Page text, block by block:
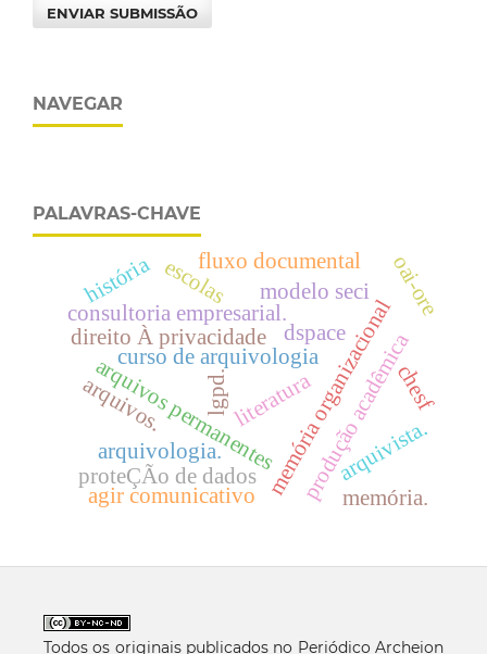
ENVIAR SUBMISSÃO
NAVEGAR
PALAVRAS-CHAVE
curso de arquivologia
arquivos permanentes
proteÇÃo de dados
direito À privacidade
lgpd.
consultoria empresarial.memória organizacional
produção acadêmica
literatura
arquivista.
arquivologia.
memória.
escolas modelo seci
fluxo documental
agir comunicativo
arquivos. chesf
história
dspace
oai-ore
Todos os originais publicados no Periódico Archeion